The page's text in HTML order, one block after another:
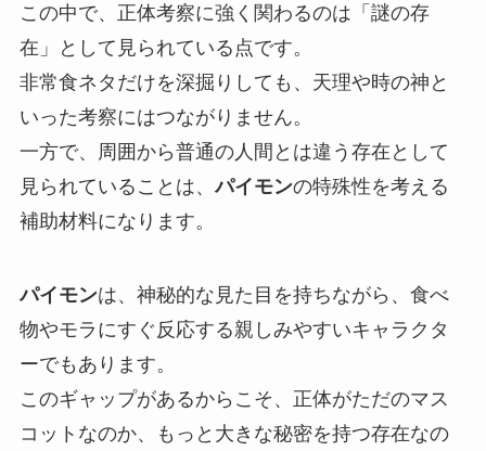
この中で、正体考察に強く関わるのは「謎の存
在」として見られている点です。
非常食ネタだけを深掘りしても、天理や時の神と
いった考察にはつながりません。
一方で、周囲から普通の人間とは違う存在として
見られていることは、パイモンの特殊性を考える
補助材料になります。
パイモンは、神秘的な見た目を持ちながら、食べ
物やモラにすぐ反応する親しみやすいキャラクタ
ーでもあります。
このギャップがあるからこそ、正体がただのマス
コットなのか、もっと大きな秘密を持つ存在なの